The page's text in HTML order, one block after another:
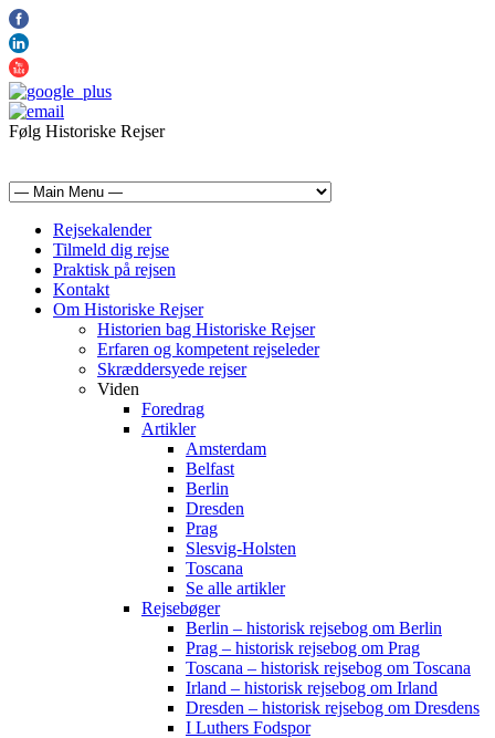
Følg Historiske Rejser
Rejsekalender
Tilmeld dig rejse
Praktisk på rejsen
Kontakt
Om Historiske Rejser
Historien bag Historiske Rejser
Erfaren og kompetent rejseleder
Skræddersyede rejser
Viden
Foredrag
Artikler
Amsterdam
Belfast
Berlin
Dresden
Prag
Slesvig-Holsten
Toscana
Se alle artikler
Rejsebøger
Berlin – historisk rejsebog om Berlin
Prag – historisk rejsebog om Prag
Toscana – historisk rejsebog om Toscana
Irland – historisk rejsebog om Irland
Dresden – historisk rejsebog om Dresdens
I Luthers Fodspor